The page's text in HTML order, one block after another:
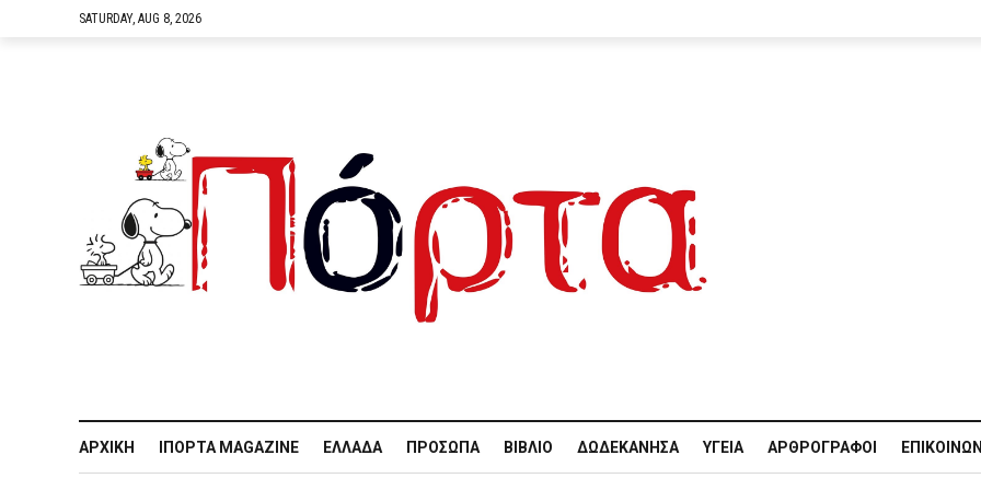
SATURDAY, AUG 8, 2026
ΑΡΧΙΚΉ IΠΌΡΤΑ MAGAZINE ΕΛΛΆΔΑ ΠΡΌΣΩΠΑ ΒΙΒΛΊΟ ΔΩΔΕΚΆΝΗΣΑ ΥΓΕΊΑ ΑΡΘΡΟΓΡΆΦΟΙ